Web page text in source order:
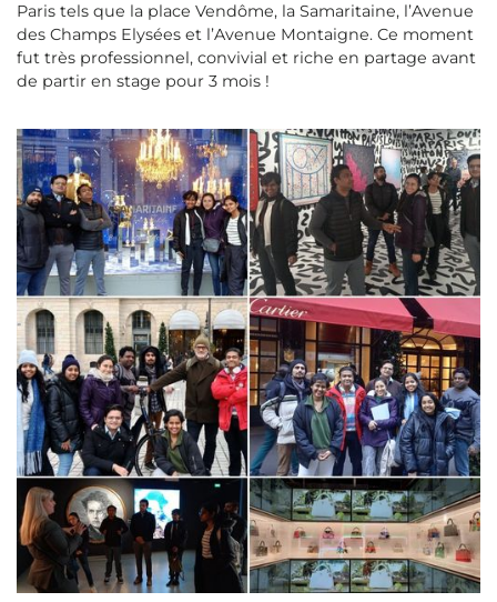
Paris tels que la place Vendôme, la Samaritaine, l’Avenue
des Champs Elysées et l’Avenue Montaigne. Ce moment
fut très professionnel, convivial et riche en partage avant
de partir en stage pour 3 mois !